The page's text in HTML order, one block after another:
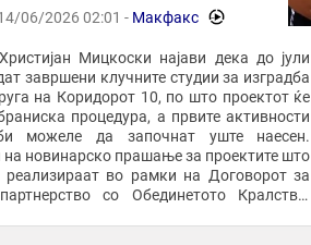
06/2026 02:01 - Макфакс -
Мицкоски најави дека до јули
завршени клучните студии за изградба
на Коридорот 10, по што проектот ќе
процедура, а првите активности
можеле да започнат уште наесен.
на новинарско прашање за проектите што
реализираат во рамки на Договорот за
со Обединетото Кралство,